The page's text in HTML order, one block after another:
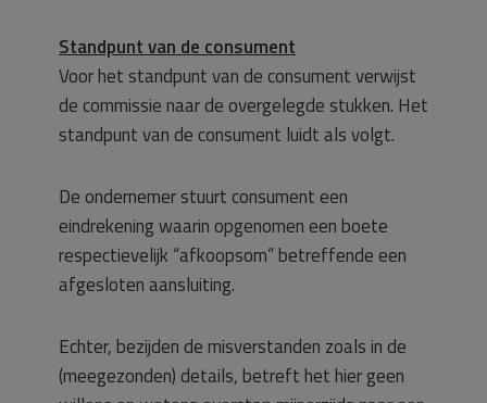
Standpunt van de consument
Voor het standpunt van de consument verwijst
de commissie naar de overgelegde stukken. Het
standpunt van de consument luidt als volgt.
De ondernemer stuurt consument een
eindrekening waarin opgenomen een boete
respectievelijk “afkoopsom” betreffende een
afgesloten aansluiting.
Echter, bezijden de misverstanden zoals in de
(meegezonden) details, betreft het hier geen